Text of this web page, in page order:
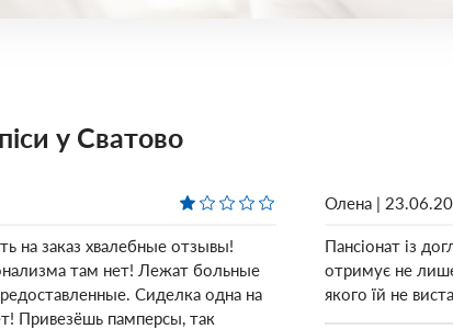
у Сватово
на заказ хвалебные отзывы!
там нет! Лежат больные
Сиделка одна на
Привезёшь памперсы, так
Олена |
Пансіонат із
отримує не
якого їй не